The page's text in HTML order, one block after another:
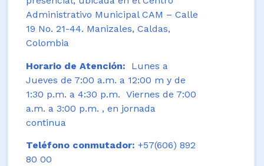
Administrativo Municipal CAM – Calle
19 No. 21-44. Manizales, Caldas,
Colombia
Horario de Atención:
Lunes a
Jueves de 7:00 a.m. a 12:00 m y de
1:30 p.m. a 4:30 p.m. Viernes de 7:00
a.m. a 3:00 p.m. , en jornada
continua
Teléfono conmutador: +57(606) 892
80 00